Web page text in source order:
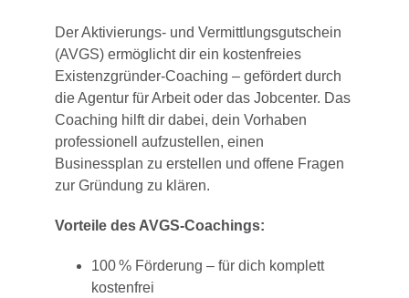
Der Aktivierungs- und Vermittlungsgutschein
(AVGS) ermöglicht dir ein kostenfreies
Existenzgründer-Coaching – gefördert durch
die Agentur für Arbeit oder das Jobcenter. Das
Coaching hilft dir dabei, dein Vorhaben
professionell aufzustellen, einen
Businessplan zu erstellen und offene Fragen
zur Gründung zu klären.
Vorteile des AVGS-Coachings:
100 % Förderung – für dich komplett
kostenfrei